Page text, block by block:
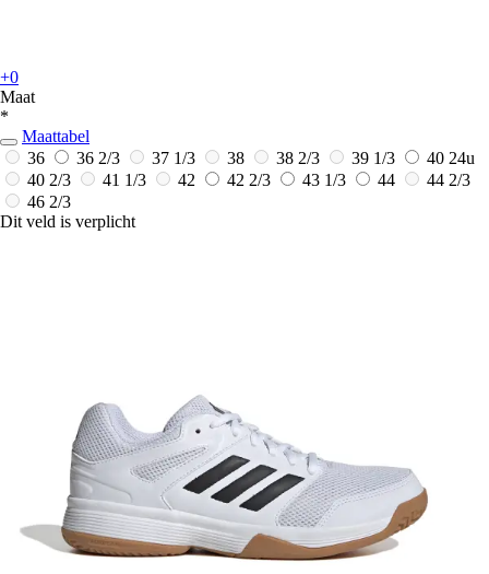
+0
Maat
*
Maattabel
36
36 2/3 37 1/3 38 38 2/3 39 1/3 40 24u
40 2/3
41 1/3 42 42 2/3 43 1/3 44
44 2/3
46 2/3
Dit veld is verplicht